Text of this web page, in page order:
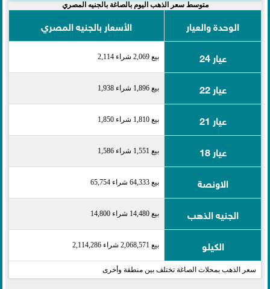
متوسط سعر الذهب اليوم بالصاغة بالجنيه المصري
الوحدة والعيار
الأسعار بالجنيه المصري
عيار 24
بيع 2,069 شراء 2,114
عيار 22 بيع 1,896 شراء 1,938
عيار 21 بيع 1,810 شراء 1,850
عيار 18 بيع 1,551 شراء 1,586
الاونصة بيع 64,333 شراء 65,754
الجنيه الذهب بيع 14,480 شراء 14,800
الكيلو بيع 2,068,571 شراء 2,114,286
سعر الذهب بمحلات الصاغة تختلف بين منطقة وأخرى